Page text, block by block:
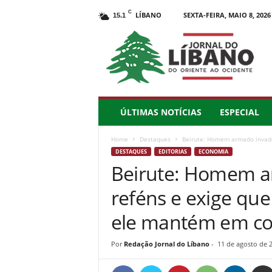
15.1 C LÍBANO SEXTA-FEIRA, MAIO 8, 2026
r
ÚLTIMAS NOTÍCIAS ESPECIAL
Home Destaques Beirute: Homem armado
DESTAQUES EDITORIAS ECONOMIA
Beirute: Homem
reféns e exige
ele mantém em
Por Redação Jornal do Líbano- 11 de agosto de